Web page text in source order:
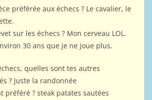
préférée aux échecs ? Le cavalier, le
sur les échecs ? Mon cerveau LOL.
30 ans que je ne joue plus.
quelles sont tes autres
? Juste la randonnée
préféré ? steak patates sautées